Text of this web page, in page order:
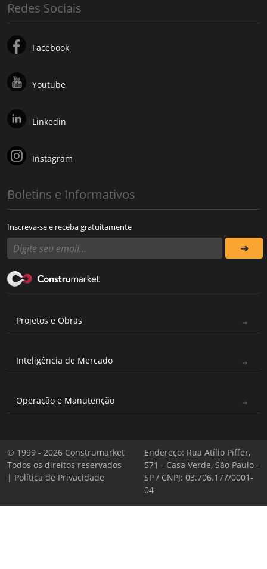
Redes Sociais
Facebook
Youtube
Linkedin
Instagram
Boletins e Informativos
Inscreva-se e receba gratuitamente
Projetos e Obras
Inteligência de Mercado
Operação e Manutenção
© 1999 - 2026 Construmarket
Todos os direitos reservados
| Política de Privacidade
Endereço: Rua Atílio Piffer,
571 - Casa Verde, São Paulo -
SP / CNPJ: 03.706.177/0001-
04